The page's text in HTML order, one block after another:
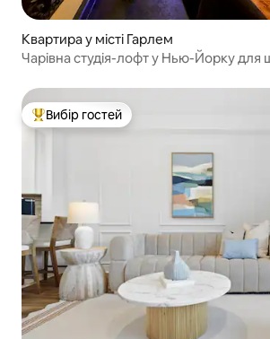
Квартира у місті Гарлем
Чарівна студія-лофт у Нью-Йорку для
Топ вибір гостей
Вибір гостей